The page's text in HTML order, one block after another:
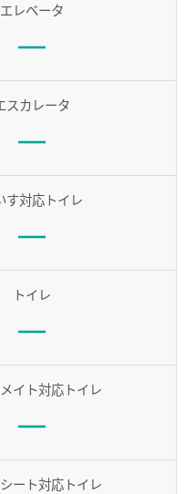
お問い合わせ
エレベータ
スカレータ
す対応トイレ
トイレ
イト対応トイレ
ート対応トイレ